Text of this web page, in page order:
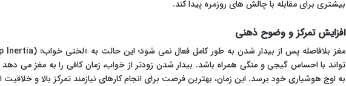
بیشتری برای مقابله با چالش های روزمره پیدا کند.
افزایش تمرکز و وضوح ذهنی
تواند با احساس گیجی و منگی همراه باشد. بیدار شدن زودتر از خواب، زمان کافی را به مغز می
به اوج هوشیاری خود برسد. این زمان، بهترین فرصت برای انجام کارهای نیازمند تمرکز بالا و